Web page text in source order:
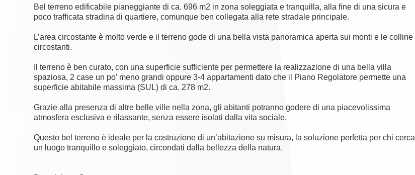
Bel terreno edificabile pianeggiante di ca. 696 m2 in zona soleggiata e tranquilla, alla fine di una sicura e
poco trafficata stradina di quartiere, comunque ben collegata alla rete stradale principale.
L’area circostante è molto verde e il terreno gode di una bella vista panoramica aperta sui monti e le colline
circostanti.
Il terreno è ben curato, con una superficie sufficiente per permettere la realizzazione di una bella villa
spaziosa, 2 case un po’ meno grandi oppure 3-4 appartamenti dato che il Piano Regolatore permette una
superficie abitabile massima (SUL) di ca. 278 m2.
Grazie alla presenza di altre belle ville nella zona, gli abitanti potranno godere di una piacevolissima
atmosfera esclusiva e rilassante, senza essere isolati dalla vita sociale.
Questo bel terreno è ideale per la costruzione di un’abitazione su misura, la soluzione perfetta per chi cerca
un luogo tranquillo e soleggiato, circondati dalla bellezza della natura.